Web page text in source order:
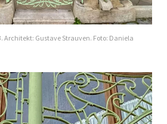
Architekt: Gustave Strauven. Foto: Daniela